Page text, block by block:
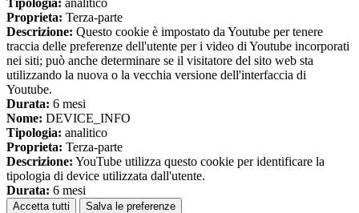
Tipologia: analitico
Proprieta: Terza-parte
Descrizione: Questo cookie è impostato da Youtube per tenere
traccia delle preferenze dell'utente per i video di Youtube incorporati
nei siti; può anche determinare se il visitatore del sito web sta
utilizzando la nuova o la vecchia versione dell'interfaccia di
Youtube.
Durata: 6 mesi
Nome: DEVICE_INFO
Tipologia: analitico
Proprieta: Terza-parte
Descrizione: YouTube utilizza questo cookie per identificare la
tipologia di device utilizzata dall'utente.
Durata: 6 mesi
Accetta tutti Salva le preferenze